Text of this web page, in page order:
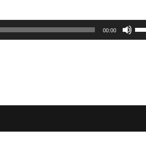
00:00
键